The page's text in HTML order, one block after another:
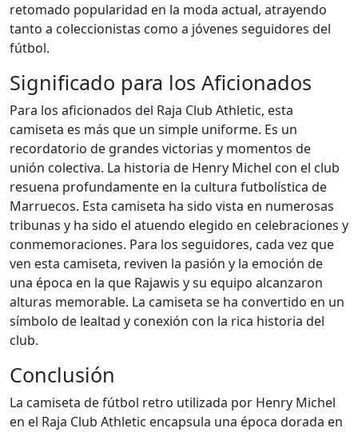
retomado popularidad en la moda actual, atrayendo
tanto a coleccionistas como a jóvenes seguidores del
fútbol.
Significado para los Aficionados
Para los aficionados del Raja Club Athletic, esta
camiseta es más que un simple uniforme. Es un
recordatorio de grandes victorias y momentos de
unión colectiva. La historia de Henry Michel con el club
resuena profundamente en la cultura futbolística de
Marruecos. Esta camiseta ha sido vista en numerosas
tribunas y ha sido el atuendo elegido en celebraciones y
conmemoraciones. Para los seguidores, cada vez que
ven esta camiseta, reviven la pasión y la emoción de
una época en la que Rajawis y su equipo alcanzaron
alturas memorable. La camiseta se ha convertido en un
símbolo de lealtad y conexión con la rica historia del
club.
Conclusión
La camiseta de fútbol retro utilizada por Henry Michel
en el Raja Club Athletic encapsula una época dorada en